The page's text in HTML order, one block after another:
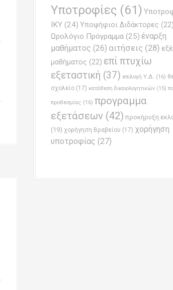
Υποτροφίες (61)
ΙΚΥ (24) Υποψήφιοι Διδάκτορες (22)
Ωρολόγιο Πρόγραμμα (25) έναρξη
μαθήματος (26) αιτήσεις (28)
μαθήματος (22) επί πτυχίω
εξεταστική (37) επιλογή Υ.Δ. (16)
σχολείο (17) κατάθεση δικαιολογητικών (15)
προθεσμίας (16) προγραμμα
εξετάσεων (42) προκήρυξη
(19) χορήγηση Βραβείου (17) χορήγηση
υποτροφίας (27)